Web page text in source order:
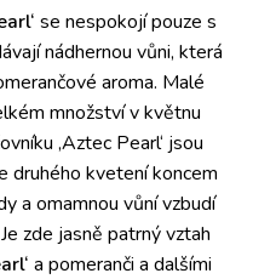
se nespokojí pouze s
nádhernou vůni, která
aroma. Malé
množství v květnu
‚Aztec Pearl‘ jsou
druhého kvetení koncem
a omamnou vůní vzbudí
Je zde jasně patrný vztah
a pomeranči a dalšími